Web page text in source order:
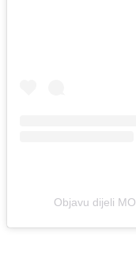
Objavu dijeli